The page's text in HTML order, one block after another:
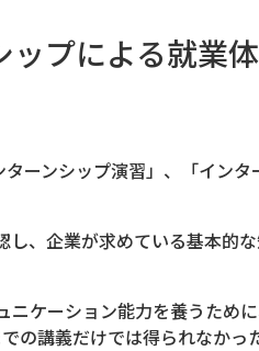
プによる就業
ーンシップ演習」、「イン
し、企業が求めている基本的
ニケーション能力を養うため
の講義だけでは得られなかっ